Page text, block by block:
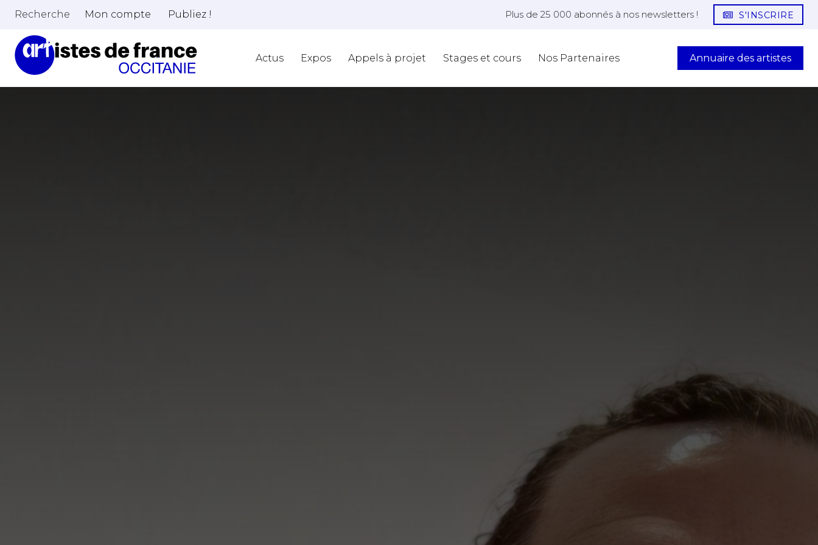
Recherche Mon compte Publiez ! Plus de 25 000 abonnés à nos newsletters ! S'INSCRIRE
Actus Expos Appels à projet Stages et cours Nos Partenaires Annuaire des artistes